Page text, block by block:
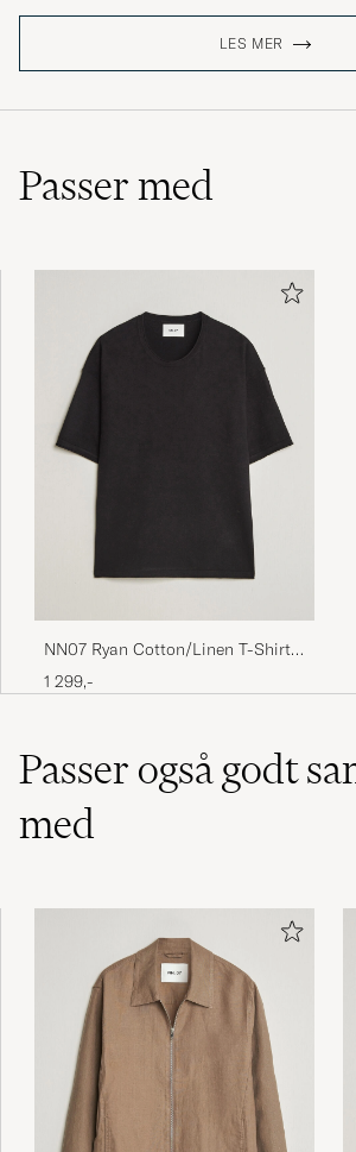
LES MER
Passer med
NN07 Ryan Cotton/Linen T-Shirt
Black
1 299,-
Passer også godt
med